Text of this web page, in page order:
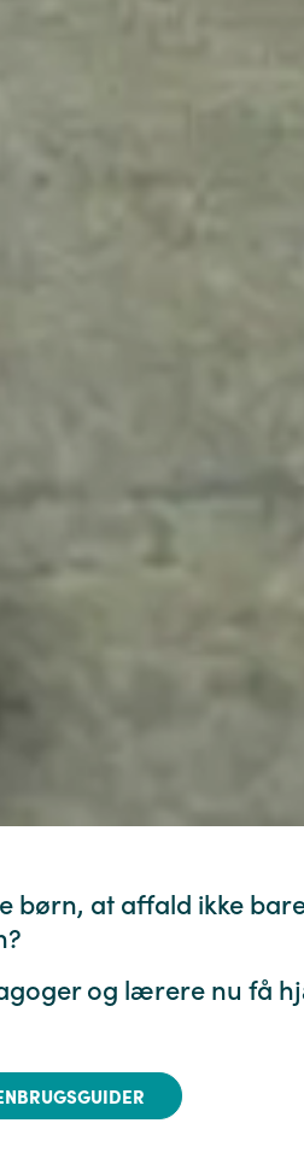
børn, at affald ikke
og lærere nu få